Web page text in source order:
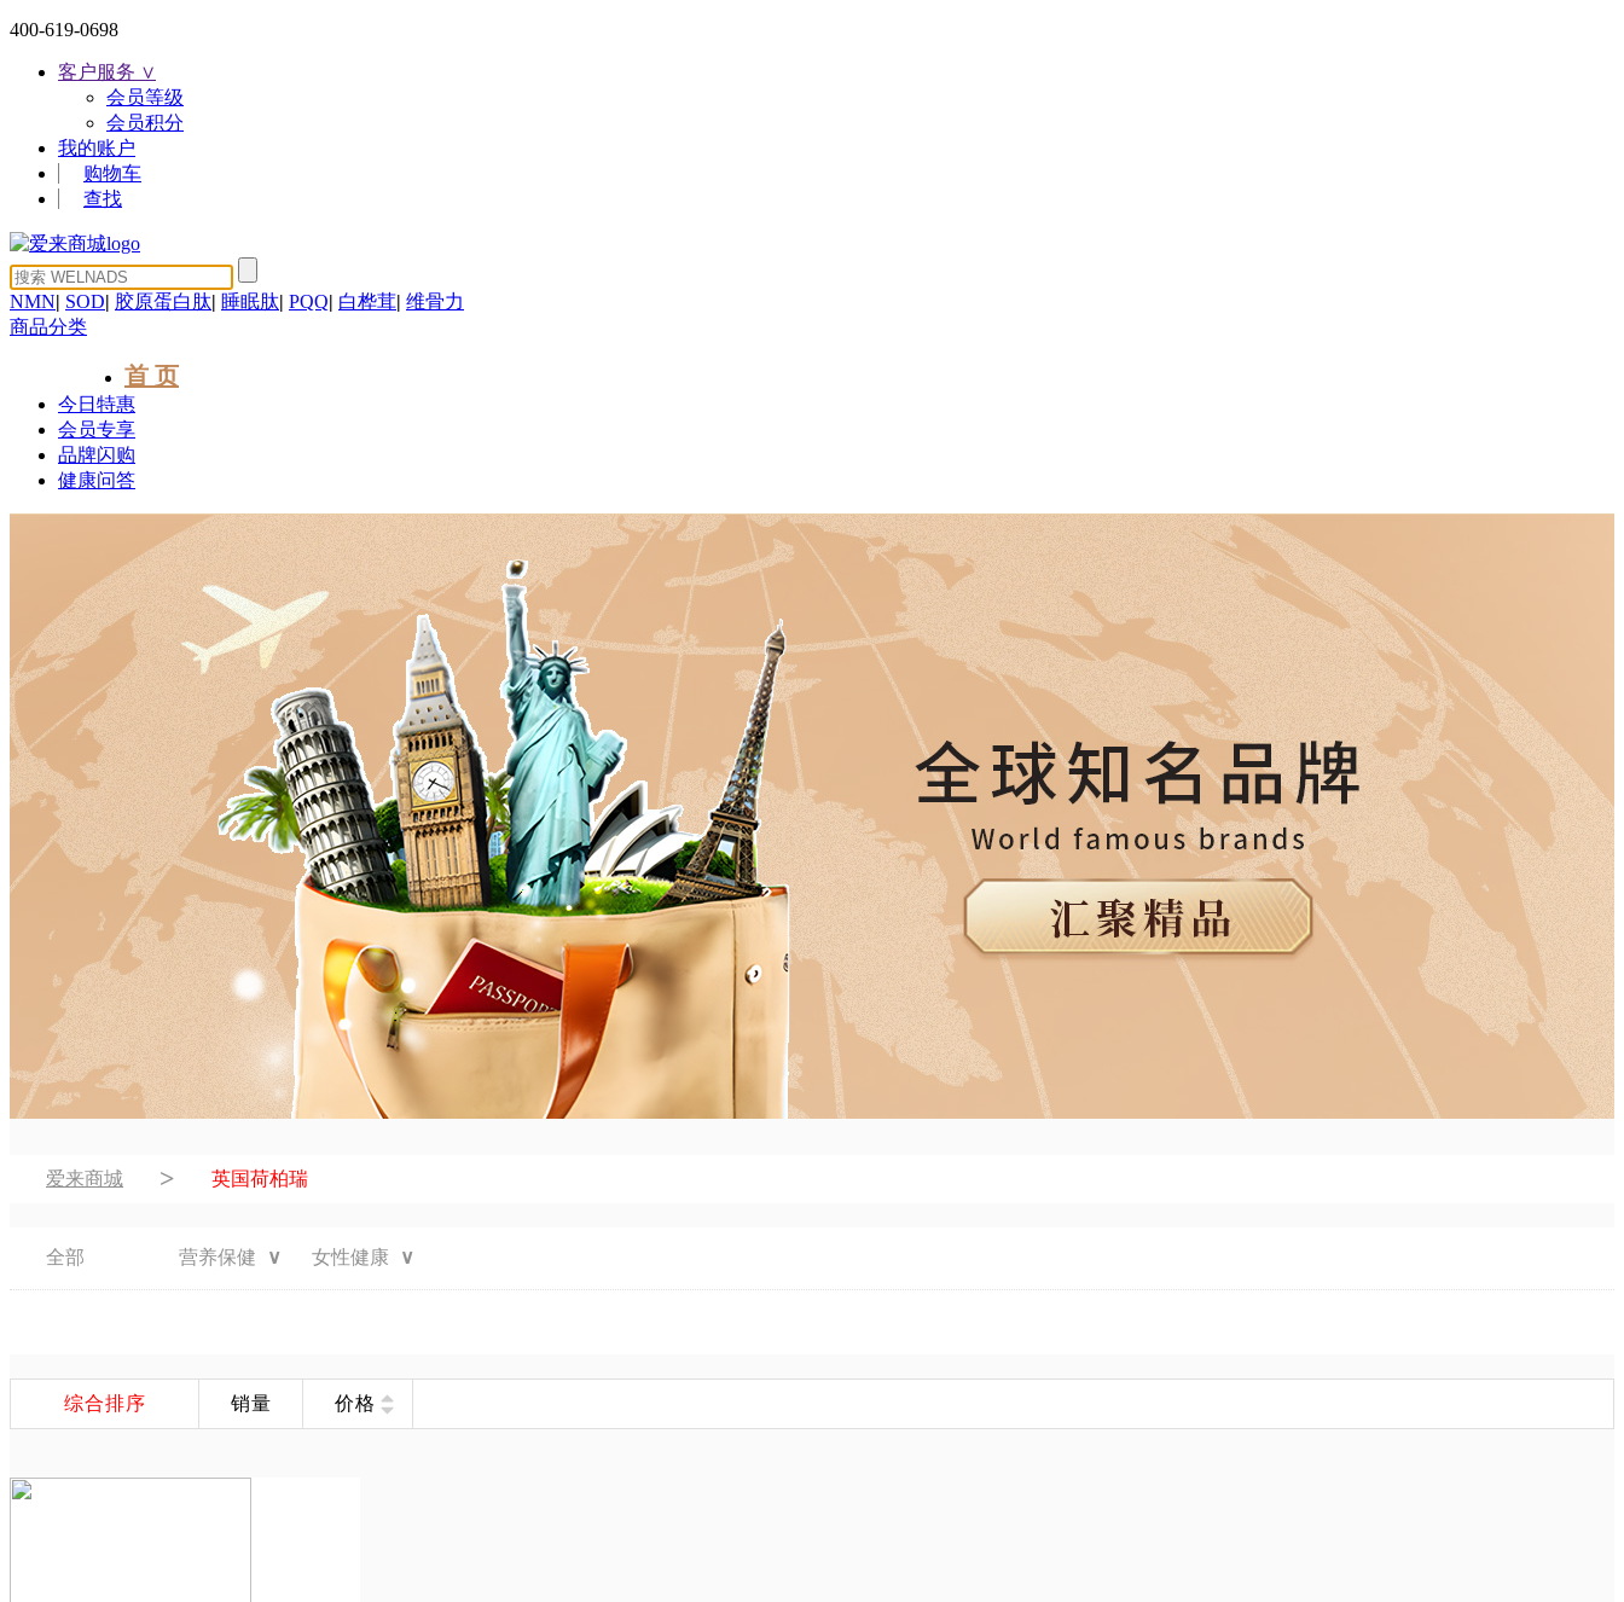
400-619-0698
客户服务 ∨
会员等级
会员积分
我的账户
购物车
查找
NMN| SOD| 胶原蛋白肽| 睡眠肽| PQQ| 白桦茸| 维骨力
商品分类
首 页
今日特惠
会员专享
品牌闪购
健康问答
爱来商城 > 英国荷柏瑞
全部 营养保健 ∨ 女性健康 ∨
综合排序 销量 价格